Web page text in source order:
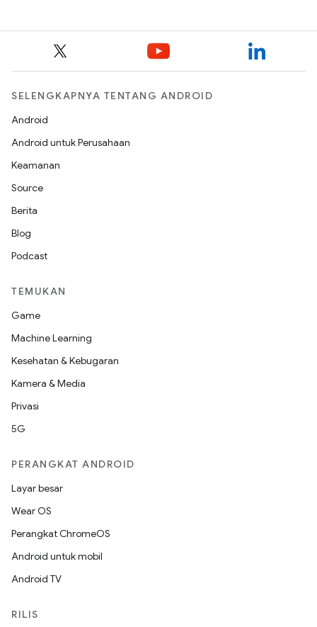
SELENGKAPNYA TENTANG ANDROID
Android
Android untuk Perusahaan
Keamanan
Source
Berita
Blog
Podcast
TEMUKAN
Game
Machine Learning
Kesehatan & Kebugaran
Kamera & Media
Privasi
5G
PERANGKAT ANDROID
Layar besar
Wear OS
Perangkat ChromeOS
Android untuk mobil
Android TV
RILIS